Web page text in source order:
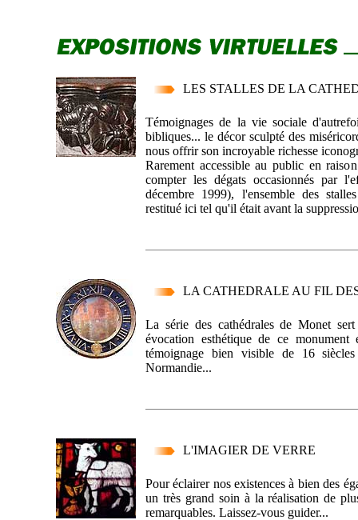
LES STALLES DE LA
Témoignages de la vie sociale
bibliques... le décor sculpté des
nous offrir son incroyable richesse
Rarement accessible au public en
compter les dégats occasionnés par
décembre 1999), l'ensemble des
restitué ici tel qu'il était avant la
LA CATHEDRALE AU FIL
La série des cathédrales de Monet
évocation esthétique de ce
témoignage bien visible de 16
Normandie...
L'IMAGIER DE VERRE
Pour éclairer nos existences à bien des
un très grand soin à la réalisation de
remarquables. Laissez-vous guider...